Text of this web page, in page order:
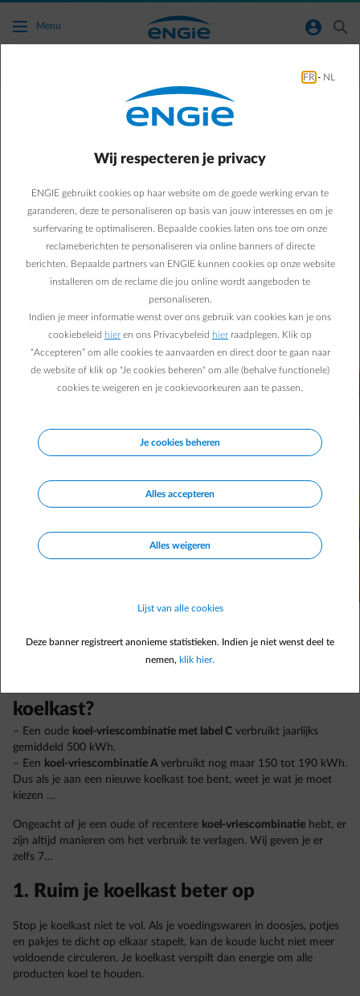
Ga naar de hoofdinhoud
Menu normal-account-circle search
Bespaartips
7 tips om je koelkast
minder te laten verbruiken
Sébastien V.
14/06/2019 ·4 min
Een koelkast verbruikt meer stroom dan je misschien denkt.
Deze 7 praktische tips zouden je moeten helpen om de
koelkast?
– Een oude koel-vriescombinatie met label C verbruikt jaarlijks
gemiddeld 500 kWh.
– Een koel-vriescombinatie A verbruikt nog maar 150 tot 190 kWh.
Dus als je aan een nieuwe koelkast toe bent, weet je wat je moet
kiezen …
Ongeacht of je een oude of recentere koel-vriescombinatie hebt, er
zijn altijd manieren om het verbruik te verlagen. Wij geven je er
zelfs 7…
1. Ruim je koelkast beter op
Stop je koelkast niet te vol. Als je voedingswaren in doosjes, potjes
en pakjes te dicht op elkaar stapelt, kan de koude lucht niet meer
voldoende circuleren. Je koelkast verspilt dan energie om alle
producten koel te houden.
FR - NL
Wij respecteren je privacy
ENGIE gebruikt cookies op haar website om de goede werking ervan te
garanderen, deze te personaliseren op basis van jouw interesses en om je
surfervaring te optimaliseren. Bepaalde cookies laten ons toe om onze
reclameberichten te personaliseren via online banners of directe
berichten. Bepaalde partners van ENGIE kunnen cookies op onze website
installeren om de reclame die jou online wordt aangeboden te
personaliseren.
Indien je meer informatie wenst over ons gebruik van cookies kan je ons
cookiebeleid hier en ons Privacybeleid hier raadplegen. Klik op
“Accepteren” om alle cookies te aanvaarden en direct door te gaan naar
de website of klik op "Je cookies beheren" om alle (behalve functionele)
cookies te weigeren en je cookievoorkeuren aan te passen.
Je cookies beheren
Alles accepteren
Alles weigeren
Lijst van alle cookies
Deze banner registreert anonieme statistieken. Indien je niet wenst deel te
nemen, klik hier.